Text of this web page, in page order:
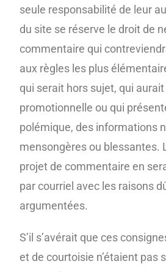
seule responsabilité de leur
du site se réserve le droit de
commentaire qui
aux règles les plus
qui serait hors sujet, qui
promotionnelle ou qui
polémique, des informations
mensongères ou blessantes.
projet de commentaire en
par courriel avec les raisons
argumentées.
S’il s’avérait que ces
et de courtoisie n’étaient pas